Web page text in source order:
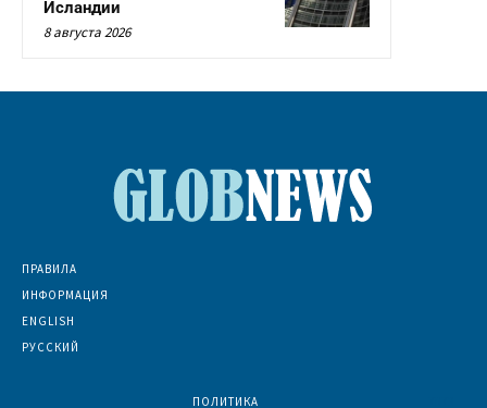
Исландии
8 августа 2026
ПРАВИЛА
ИНФОРМАЦИЯ
ENGLISH
РУССКИЙ
ПОЛИТИКА